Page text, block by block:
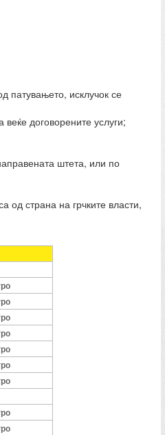
патувањето, исклучок се
договорените услуги;
штета, или по
од страна на грчките власти,